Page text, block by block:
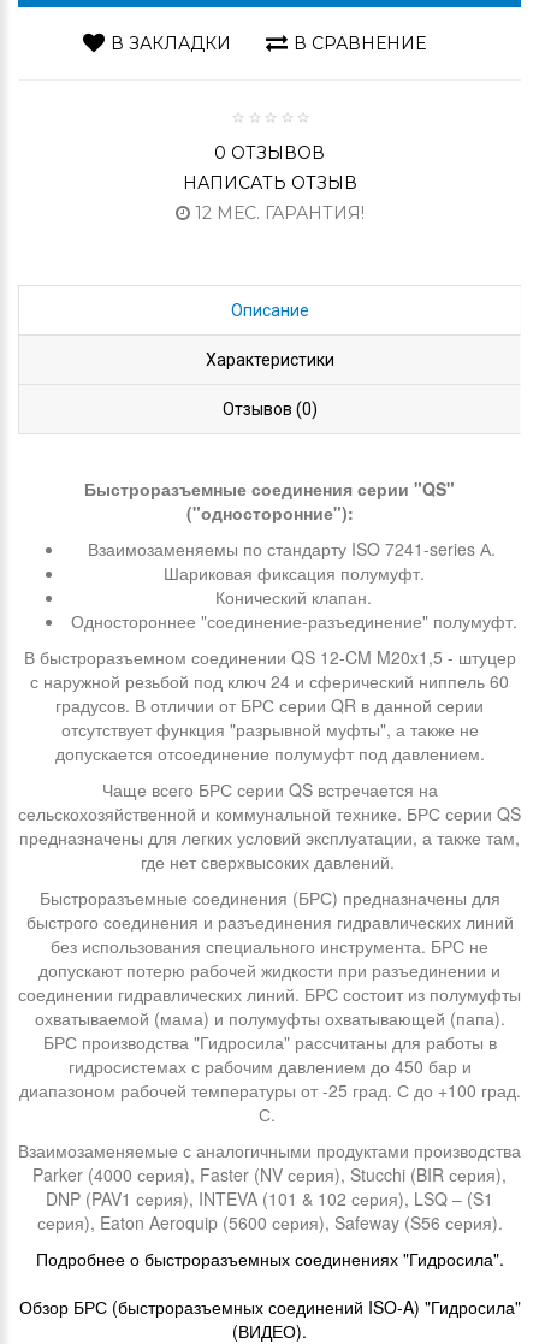
В ЗАКЛАДКИ В СРАВНЕНИЕ
0 ОТЗЫВОВ
НАПИСАТЬ ОТЗЫВ
12 МЕС. ГАРАНТИЯ!
Описание
Характеристики
Отзывов (0)
Быстроразъемные соединения серии "QS"
("односторонние"):
Взаимозаменяемы по стандарту ISO 7241-series А.
Шариковая фиксация полумуфт.
Конический клапан.
Одностороннее "соединение-разъединение" полумуфт.
В быстроразъемном соединении QS 12-CM M20x1,5 - штуцер
с наружной резьбой под ключ 24 и сферический ниппель 60
градусов. В отличии от БРС серии QR в данной серии
отсутствует функция "разрывной муфты", а также не
допускается отсоединение полумуфт под давлением.
Чаще всего БРС серии QS встречается на
сельскохозяйственной и коммунальной технике. БРС серии QS
предназначены для легких условий эксплуатации, а также там,
где нет сверхвысоких давлений.
Быстроразъемные соединения (БРС) предназначены для
быстрого соединения и разъединения гидравлических линий
без использования специального инструмента. БРС не
допускают потерю рабочей жидкости при разъединении и
соединении гидравлических линий. БРС состоит из полумуфты
охватываемой (мама) и полумуфты охватывающей (папа).
БРС производства "Гидросила" рассчитаны для работы в
гидросистемах с рабочим давлением до 450 бар и
диапазоном рабочей температуры от -25 град. С до +100 град.
С.
Взаимозаменяемые с аналогичными продуктами производства
Parker (4000 серия), Faster (NV серия), Stucchi (BIR серия),
DNP (PAV1 серия), INTEVA (101 & 102 серия), LSQ – (S1
серия), Eaton Aeroquip (5600 серия), Safeway (S56 серия).
Подробнее о быстроразъемных соединениях "Гидросила".
Обзор БРС (быстроразъемных соединений ISO-A) "Гидросила"
(ВИДЕО).